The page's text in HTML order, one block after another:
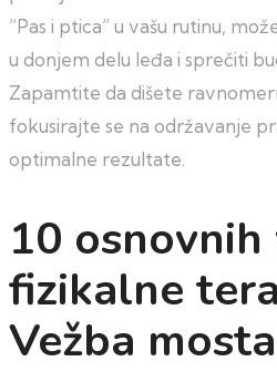
“Pas i ptica” u vašu rutinu,
u donjem delu leđa i sprečiti
Zapamtite da dišete
fokusirajte se na održavanje
optimalne rezultate.
10 osnovnih
fizikalne
Vežba mosta